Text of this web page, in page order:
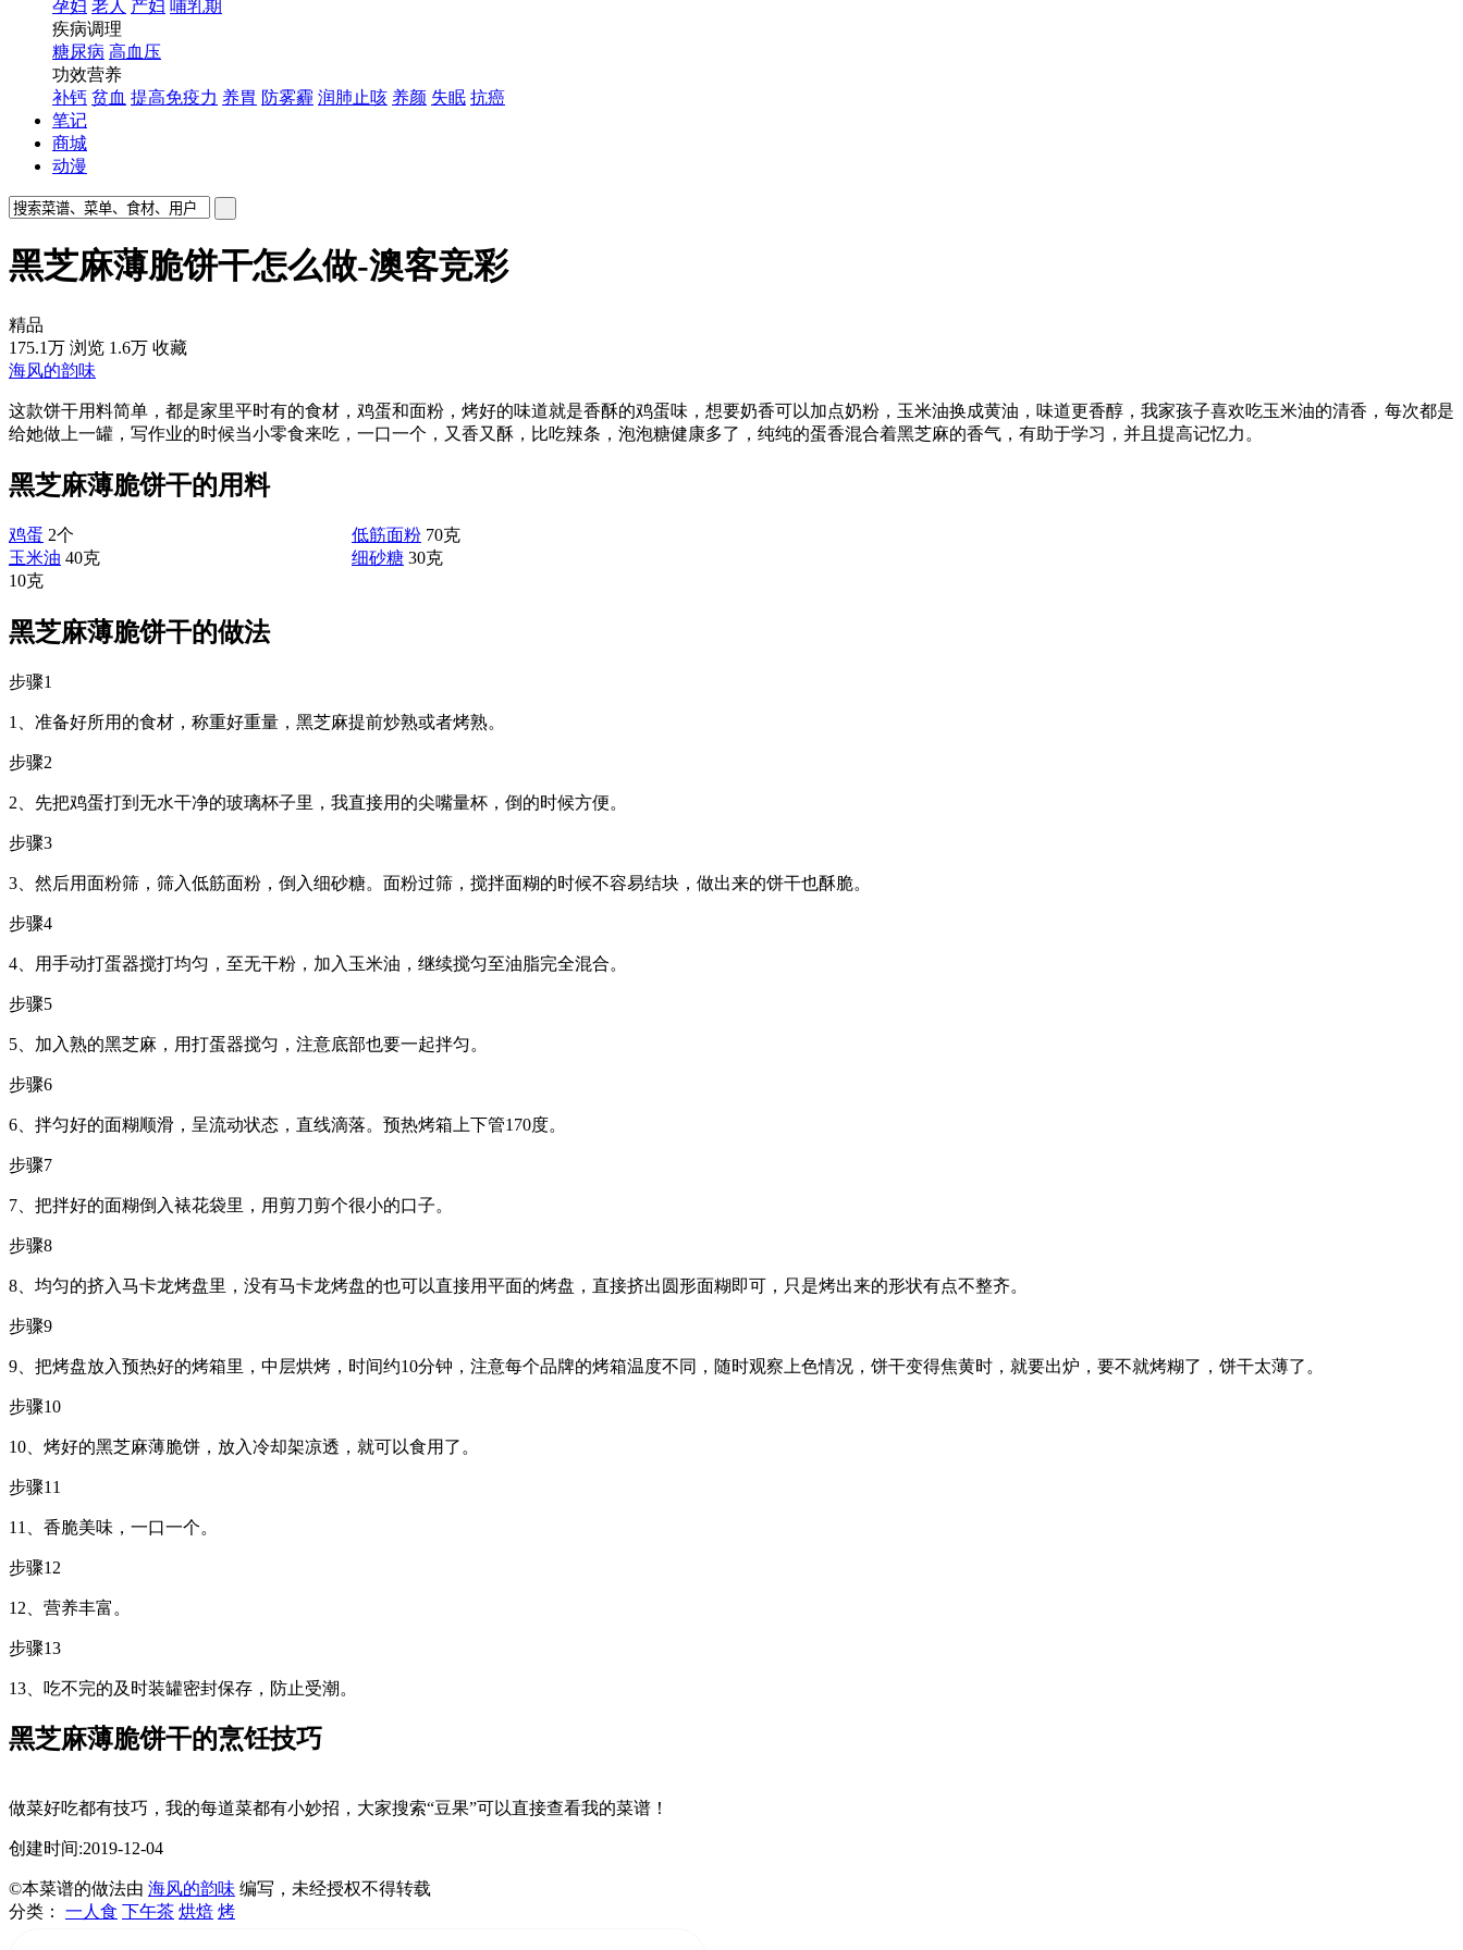
孕妇 老人 产妇 哺乳期
疾病调理
糖尿病 高血压
功效营养
补钙 贫血 提高免疫力 养胃 防雾霾 润肺止咳 养颜 失眠 抗癌
笔记
商城
动漫
黑芝麻薄脆饼干怎么做-澳客竞彩
精品
175.1万 浏览 1.6万 收藏
海风的韵味
这款饼干用料简单，都是家里平时有的食材，鸡蛋和面粉，烤好的味道就是香酥的鸡蛋味，想要奶香可以加点奶粉，玉米油换成黄油，味道更香醇，我家孩子喜欢吃玉米油的清香，每次都是
给她做上一罐，写作业的时候当小零食来吃，一口一个，又香又酥，比吃辣条，泡泡糖健康多了，纯纯的蛋香混合着黑芝麻的香气，有助于学习，并且提高记忆力。
黑芝麻薄脆饼干的用料
鸡蛋 2个 低筋面粉 70克
玉米油 40克 细砂糖 30克
10克
黑芝麻薄脆饼干的做法
步骤1
1、准备好所用的食材，称重好重量，黑芝麻提前炒熟或者烤熟。
步骤2
2、先把鸡蛋打到无水干净的玻璃杯子里，我直接用的尖嘴量杯，倒的时候方便。
步骤3
3、然后用面粉筛，筛入低筋面粉，倒入细砂糖。面粉过筛，搅拌面糊的时候不容易结块，做出来的饼干也酥脆。
步骤4
4、用手动打蛋器搅打均匀，至无干粉，加入玉米油，继续搅匀至油脂完全混合。
步骤5
5、加入熟的黑芝麻，用打蛋器搅匀，注意底部也要一起拌匀。
步骤6
6、拌匀好的面糊顺滑，呈流动状态，直线滴落。预热烤箱上下管170度。
步骤7
7、把拌好的面糊倒入裱花袋里，用剪刀剪个很小的口子。
步骤8
8、均匀的挤入马卡龙烤盘里，没有马卡龙烤盘的也可以直接用平面的烤盘，直接挤出圆形面糊即可，只是烤出来的形状有点不整齐。
步骤9
9、把烤盘放入预热好的烤箱里，中层烘烤，时间约10分钟，注意每个品牌的烤箱温度不同，随时观察上色情况，饼干变得焦黄时，就要出炉，要不就烤糊了，饼干太薄了。
步骤10
10、烤好的黑芝麻薄脆饼，放入冷却架凉透，就可以食用了。
步骤11
11、香脆美味，一口一个。
步骤12
12、营养丰富。
步骤13
13、吃不完的及时装罐密封保存，防止受潮。
黑芝麻薄脆饼干的烹饪技巧
做菜好吃都有技巧，我的每道菜都有小妙招，大家搜索“豆果”可以直接查看我的菜谱！
创建时间:2019-12-04
©本菜谱的做法由 海风的韵味 编写，未经授权不得转载
分类： 一人食 下午茶 烘焙 烤